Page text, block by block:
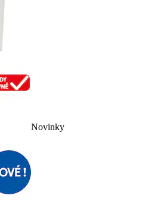
Novinky